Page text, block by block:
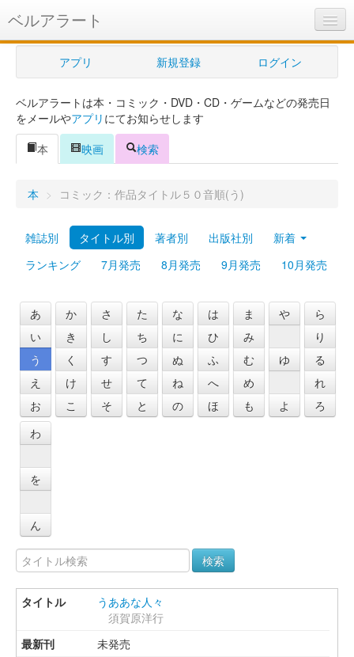
ベルアラート
ベルアラートとは
ヘルプ
新規登録
ログイン
Myシェルフ
プレミアム
アプリ 新規登録 ログイン
ベルアラートは本・コミック・DVD・CD・ゲームなどの発売日
をメールやアプリ にてお知らせします
本
映画 検索
本 > コミック：作品タイトル５０音順(う)
雑誌別 タイトル別 著者別 出版社別
新着
ランキング
7月発売 8月発売 9月発売 10月発売
あ
い
う
え
お
か
き
く
け
こ
さ
し
す
せ
そ
た
ち
つ
て
と
な
に
ぬ
ね
の
は
ひ
ふ
へ
ほ
ま
み
む
め
も
や
ゆ
よ
ら
り
る
れ
ろ
わ
を
ん
検索
うああな人々
須賀原洋行
未発売